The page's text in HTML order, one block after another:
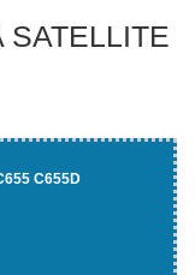
SATELLITE
C655D